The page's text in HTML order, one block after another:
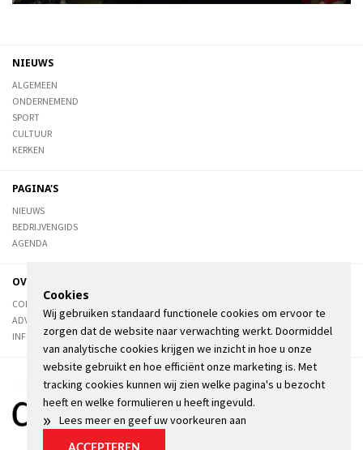
NIEUWS
ALGEMEEN
ONDERNEMEND
SPORT
CULTUUR
KERKEN
PAGINA'S
NIEUWS
BEDRIJVENGIDS
AGENDA
OVER DE STIENSER
CONTACT
ADVERTEREN
INFORMATIE
Cookies
Wij gebruiken standaard functionele cookies om ervoor te
zorgen dat de website naar verwachting werkt. Doormiddel
van analytische cookies krijgen we inzicht in hoe u onze
website gebruikt en hoe efficiënt onze marketing is. Met
tracking cookies kunnen wij zien welke pagina's u bezocht
heeft en welke formulieren u heeft ingevuld.
» Lees meer en geef uw voorkeuren aan